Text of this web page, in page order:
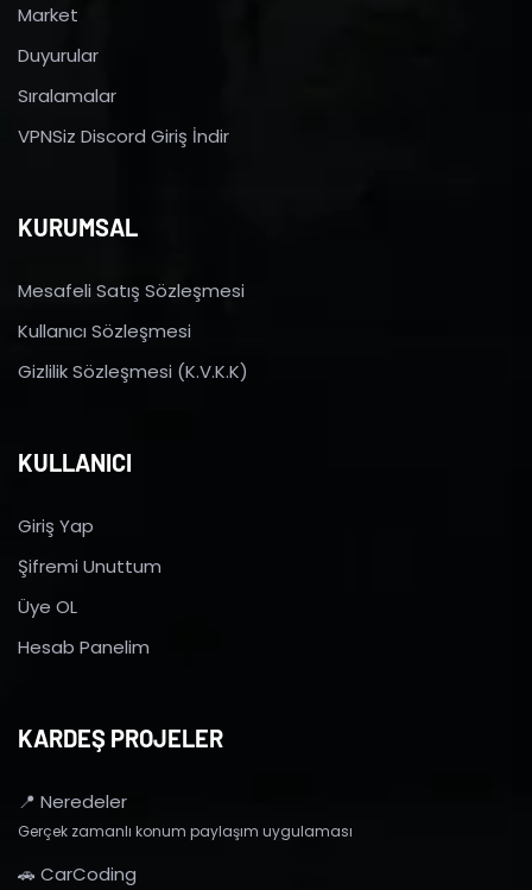
Market
Duyurular
Sıralamalar
VPNSiz Discord Giriş İndir
KURUMSAL
Mesafeli Satış Sözleşmesi
Kullanıcı Sözleşmesi
Gizlilik Sözleşmesi (K.V.K.K)
KULLANICI
Giriş Yap
Şifremi Unuttum
Üye OL
Hesab Panelim
KARDEŞ PROJELER
📍 Neredeler
Gerçek zamanlı konum paylaşım uygulaması
🚗 CarCoding